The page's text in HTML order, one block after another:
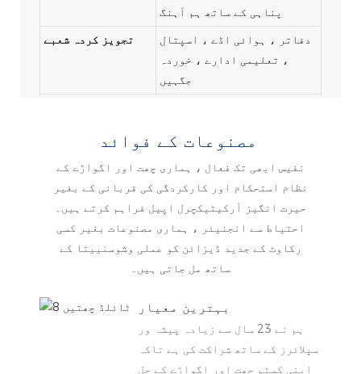
پناہی کے ساتھ ہم آہنگ
تجویز کردہ شعبے
دفاتر ، ہوائی اڈے ، اسپتال
، تعلیمی ادارے ، خوردہ
جگہیں
نفیس ابھی تک فعال ، ہماری چھت اور اگواڑے کے
نظام استحکام اور کارکردگی کی قربانی کے بغیر
حیرت انگیز آرکیٹیکچرل اپیل فراہم کرتے ہیں۔
احتیاط سے انجنیئر ، ہماری مصنوعات بغیر کسی
رکاوٹ کے جدید ڈیزائن کو عملی وشوسنییتا کے
ساتھ مل جاتی ہیں۔
بہترین معیار
ہم نے 23 سال سے زیادہ پیشہ ور
سپلائرز کے ساتھ شراکت کی ہے تاکہ
اپنی کسٹم چھت اور اگواڑے کے حل